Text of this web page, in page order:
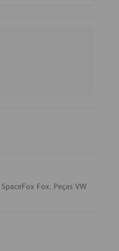
Fox. Peças VW